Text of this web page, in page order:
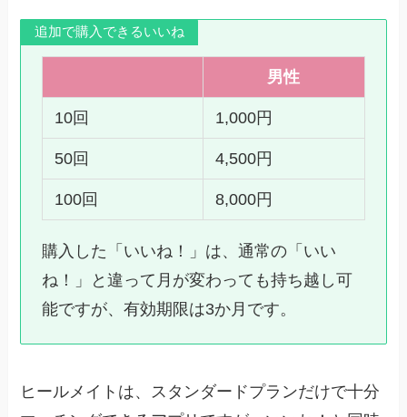
追加で購入できるいいね
男性
10回 1,000円
50回 4,500円
100回 8,000円
購入した「いいね！」は、通常の「いい
ね！」と違って月が変わっても持ち越し可
能ですが、有効期限は3か月です。
ヒールメイトは、スタンダードプランだけで十分